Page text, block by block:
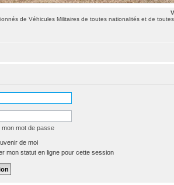
de Véhicules Militaires de toutes nationalités et de
mon mot de passe
de moi
mon statut en ligne pour cette session